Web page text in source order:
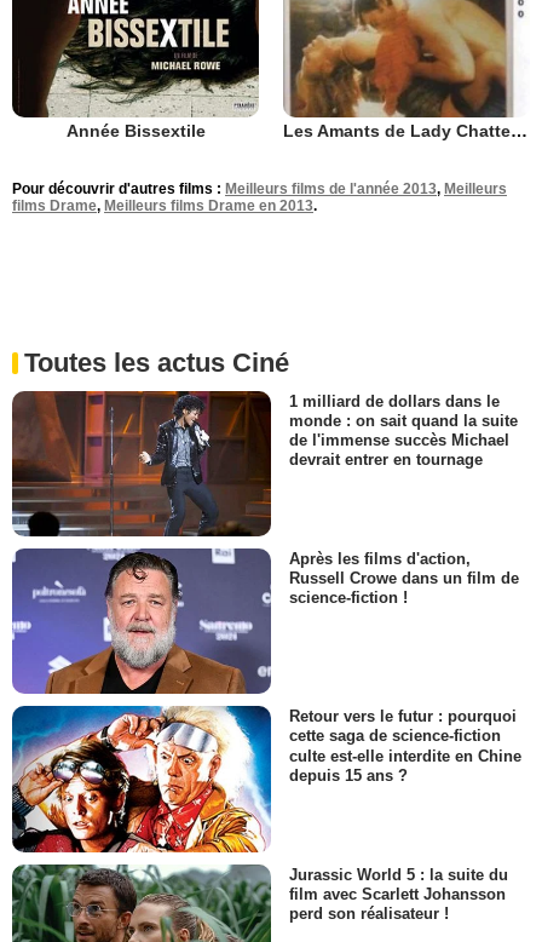
Année Bissextile Les Amants de Lady Chatterley 2
Pour découvrir d'autres films : Meilleurs films de l'année 2013, Meilleurs
films Drame, Meilleurs films Drame en 2013.
Toutes les actus Ciné
1 milliard de dollars dans le
monde : on sait quand la suite
de l'immense succès Michael
devrait entrer en tournage
Après les films d'action,
Russell Crowe dans un film de
science-fiction !
Retour vers le futur : pourquoi
cette saga de science-fiction
culte est-elle interdite en Chine
depuis 15 ans ?
Jurassic World 5 : la suite du
film avec Scarlett Johansson
perd son réalisateur !